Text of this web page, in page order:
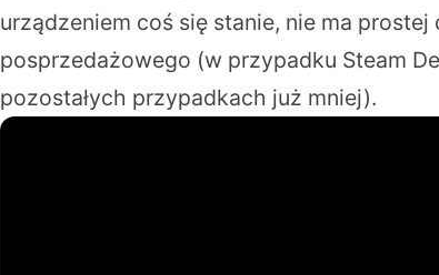
urządzeniem coś się stanie, nie ma
posprzedażowego (w przypadku Steam
pozostałych przypadkach już mniej).